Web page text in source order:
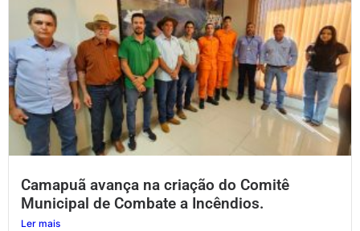
Camapuã avança na criação do Comitê
Municipal de Combate a Incêndios.
Ler mais